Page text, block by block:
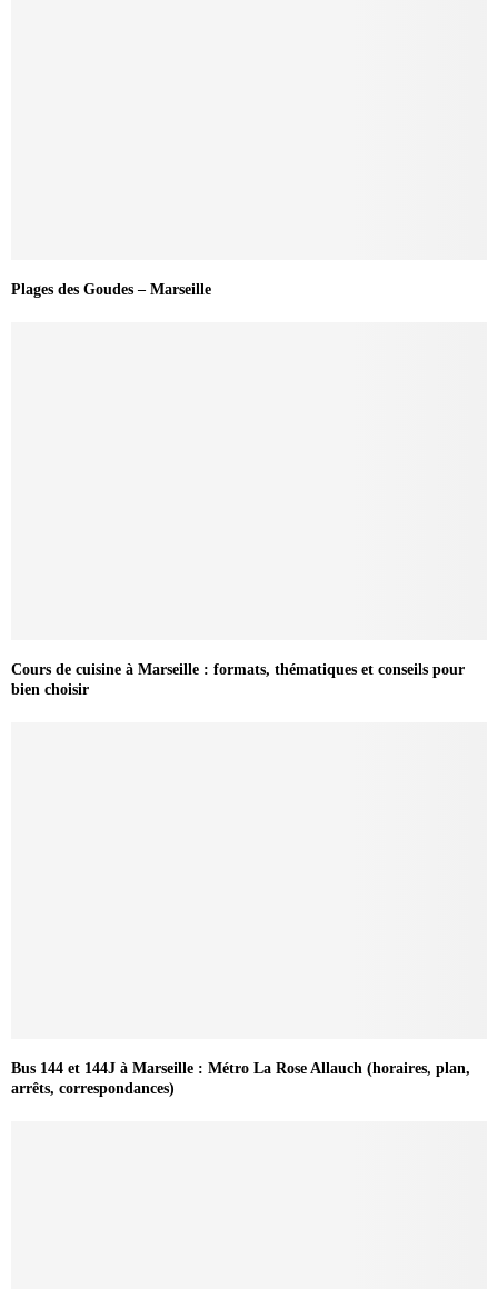
Plages des Goudes – Marseille
Cours de cuisine à Marseille : formats, thématiques et conseils pour
bien choisir
Bus 144 et 144J à Marseille : Métro La Rose Allauch (horaires, plan,
arrêts, correspondances)